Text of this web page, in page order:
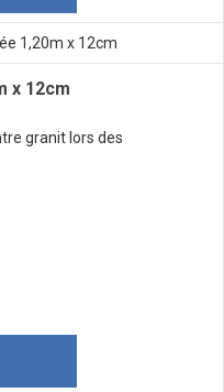
x 12cm
granit lors des